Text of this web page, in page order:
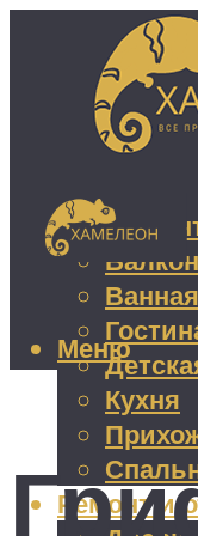
Дизайн
Балкон
Кухня
Ремонт и
Меню